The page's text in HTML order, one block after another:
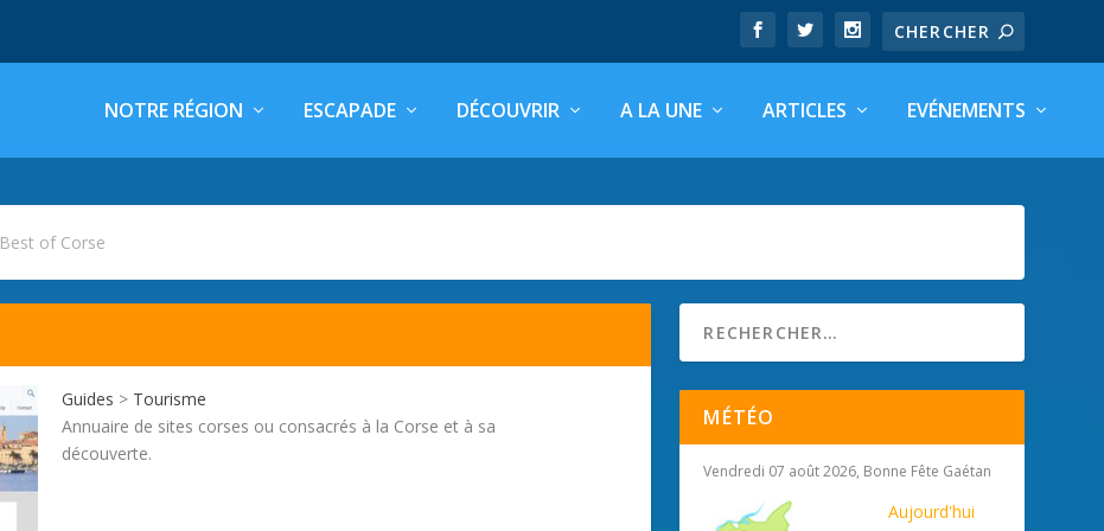
NOTRE RÉGION ESCAPADE DÉCOUVRIR A LA UNE ARTICLES EVÉNEMENTS
Best of Corse
Guides > Tourisme
Annuaire de sites corses ou consacrés à la Corse et à sa
découverte.
MÉTÉO
Vendredi 07 août 2026, Bonne Fête Gaétan
Aujourd'hui